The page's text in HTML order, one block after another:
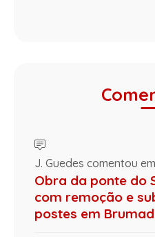
J. Guedes comentou
Obra da ponte do
com remoção e
postes em